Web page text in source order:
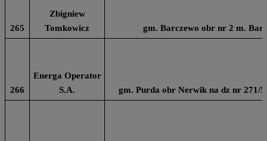
265
Zbigniew
Tomkowicz
gm. Barczewo obr nr 2 m.
266
Energa Operator
S.A.
gm. Purda obr Nerwik na dz nr 271/